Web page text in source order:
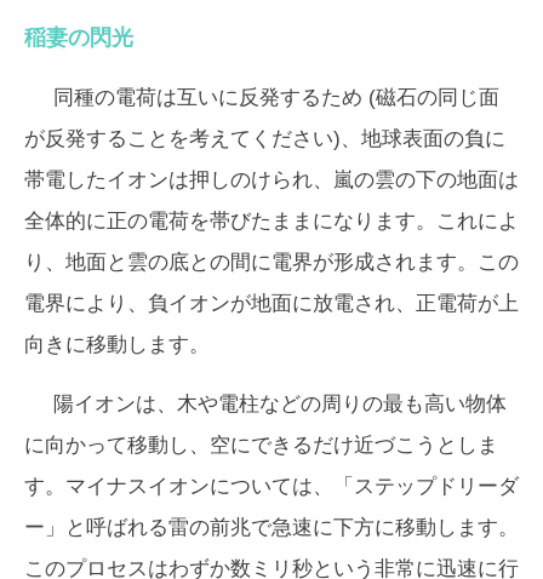
稲妻の閃光
同種の電荷は互いに反発するため (磁石の同じ面
が反発することを考えてください)、地球表面の負に
帯電したイオンは押しのけられ、嵐の雲の下の地面は
全体的に正の電荷を帯びたままになります。これによ
り、地面と雲の底との間に電界が形成されます。この
電界により、負イオンが地面に放電され、正電荷が上
向きに移動します。
陽イオンは、木や電柱などの周りの最も高い物体
に向かって移動し、空にできるだけ近づこうとしま
す。マイナスイオンについては、「ステップドリーダ
ー」と呼ばれる雷の前兆で急速に下方に移動します。
このプロセスはわずか数ミリ秒という非常に迅速に行